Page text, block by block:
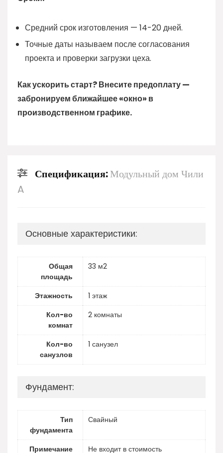
Средний срок изготовления — 14-20 дней.
Точные даты называем после согласования
проекта и проверки загрузки цеха.
Как ускорить старт? Внесите предоплату —
забронируем ближайшее «окно» в
производственном графике.
Спецификация:Модульный дом Чили
A
Основные характеристики:
Общая
площадь
33 м2
Этажность
1 этаж
Кол-во
комнат
2 комнаты
Кол-во
санузлов
1 санузел
Фундамент:
Тип
фундамента
Свайный
Примечание Не входит в стоимость